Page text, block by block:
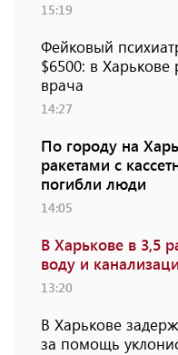
15:19
Фейковый
$6500: в
врача
14:27
По городу на
ракетами с
погибли люди
14:05
В Харькове в 3,5
воду и
13:20
В Харькове
за помощь